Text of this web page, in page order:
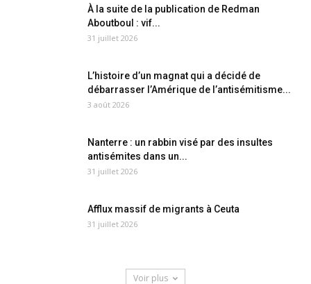
À la suite de la publication de Redman
Aboutboul : vif...
31 juillet 2026
L’histoire d’un magnat qui a décidé de
débarrasser l’Amérique de l’antisémitisme...
3 août 2026
Nanterre : un rabbin visé par des insultes
antisémites dans un...
31 juillet 2026
Afflux massif de migrants à Ceuta
31 juillet 2026
Voir plus